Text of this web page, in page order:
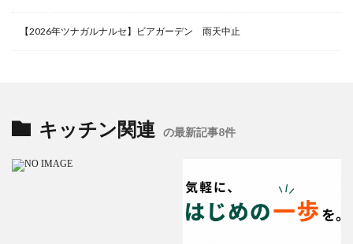
【2026年ツナガルナルセ】ビアガーデン 雨天中止
キッチン関連 の最新記事8件